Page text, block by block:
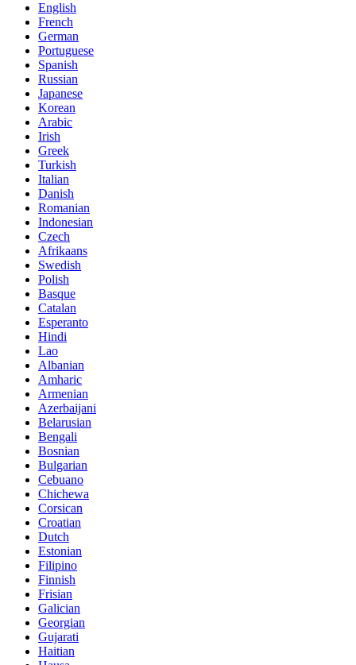
English
French
German
Portuguese
Spanish
Russian
Japanese
Korean
Arabic
Irish
Greek
Turkish
Italian
Danish
Romanian
Indonesian
Czech
Afrikaans
Swedish
Polish
Basque
Catalan
Esperanto
Hindi
Lao
Albanian
Amharic
Armenian
Azerbaijani
Belarusian
Bengali
Bosnian
Bulgarian
Cebuano
Chichewa
Corsican
Croatian
Dutch
Estonian
Filipino
Finnish
Frisian
Galician
Georgian
Gujarati
Haitian